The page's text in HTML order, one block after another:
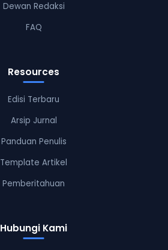
Dewan Redaksi
FAQ
Resources
Edisi Terbaru
Arsip Jurnal
Panduan Penulis
Template Artikel
Pemberitahuan
Hubungi Kami